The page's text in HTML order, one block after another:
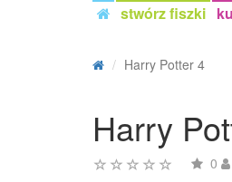
stwórz fiszki
Harry Potter 4
Harry
0